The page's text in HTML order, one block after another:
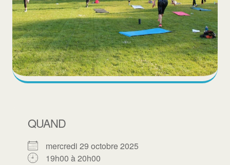
QUAND
mercredi 29 octobre 2025
19h00 à 20h00